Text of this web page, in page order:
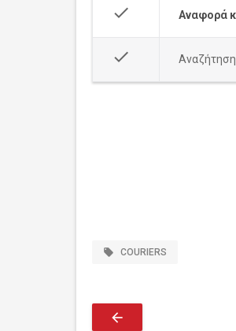
done Αναφορά
done
local_offer COURIERS
arrow_back